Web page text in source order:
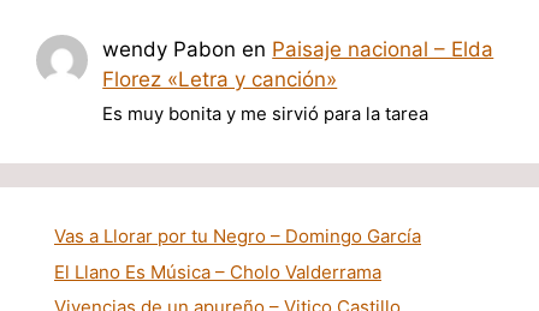
wendy Pabon en Paisaje nacional – Elda
Florez «Letra y canción»
Es muy bonita y me sirvió para la tarea
Vas a Llorar por tu Negro – Domingo García
El Llano Es Música – Cholo Valderrama